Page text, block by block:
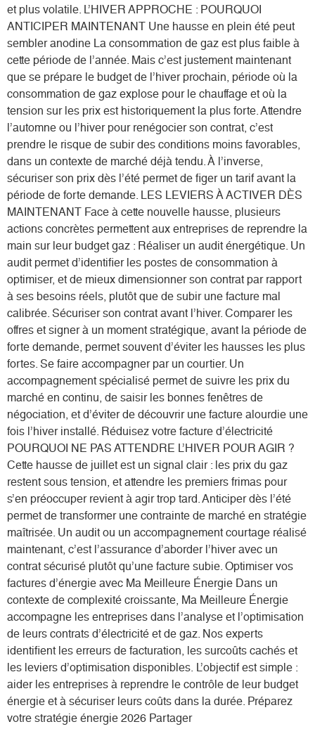
et plus volatile. L’HIVER APPROCHE : POURQUOI
ANTICIPER MAINTENANT Une hausse en plein été peut
sembler anodine La consommation de gaz est plus faible à
cette période de l’année. Mais c’est justement maintenant
que se prépare le budget de l’hiver prochain, période où la
consommation de gaz explose pour le chauffage et où la
tension sur les prix est historiquement la plus forte. Attendre
l’automne ou l’hiver pour renégocier son contrat, c’est
prendre le risque de subir des conditions moins favorables,
dans un contexte de marché déjà tendu. À l’inverse,
sécuriser son prix dès l’été permet de figer un tarif avant la
période de forte demande. LES LEVIERS À ACTIVER DÈS
MAINTENANT Face à cette nouvelle hausse, plusieurs
actions concrètes permettent aux entreprises de reprendre la
main sur leur budget gaz : Réaliser un audit énergétique. Un
audit permet d’identifier les postes de consommation à
optimiser, et de mieux dimensionner son contrat par rapport
à ses besoins réels, plutôt que de subir une facture mal
calibrée. Sécuriser son contrat avant l’hiver. Comparer les
offres et signer à un moment stratégique, avant la période de
forte demande, permet souvent d’éviter les hausses les plus
fortes. Se faire accompagner par un courtier. Un
accompagnement spécialisé permet de suivre les prix du
marché en continu, de saisir les bonnes fenêtres de
négociation, et d’éviter de découvrir une facture alourdie une
fois l’hiver installé. Réduisez votre facture d’électricité
POURQUOI NE PAS ATTENDRE L’HIVER POUR AGIR ?
Cette hausse de juillet est un signal clair : les prix du gaz
restent sous tension, et attendre les premiers frimas pour
s’en préoccuper revient à agir trop tard. Anticiper dès l’été
permet de transformer une contrainte de marché en stratégie
maîtrisée. Un audit ou un accompagnement courtage réalisé
maintenant, c’est l’assurance d’aborder l’hiver avec un
contrat sécurisé plutôt qu’une facture subie. Optimiser vos
factures d’énergie avec Ma Meilleure Énergie Dans un
contexte de complexité croissante, Ma Meilleure Énergie
accompagne les entreprises dans l’analyse et l’optimisation
de leurs contrats d’électricité et de gaz. Nos experts
identifient les erreurs de facturation, les surcoûts cachés et
les leviers d’optimisation disponibles. L’objectif est simple :
aider les entreprises à reprendre le contrôle de leur budget
énergie et à sécuriser leurs coûts dans la durée. Préparez
votre stratégie énergie 2026 Partager